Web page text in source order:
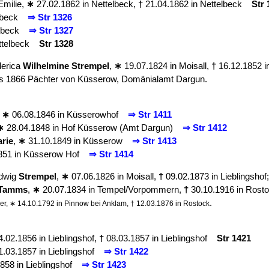
∗ 27.02.1862 in Nettelbeck, † 21.04.1862 in Nettelbeck Str
⇒ Str 1326
⇒ Str 1327
Str 1328
Wilhelmine Strempel, ∗ 19.07.1824 in Moisall, † 16.12.1852
1866 Pächter von Küsserow, Domänialamt Dargun.
∗ 06.08.1846 in Küsserowhof
⇒ Str 1411
28.04.1848 in Hof Küsserow (Amt Dargun)
⇒ Str 1412
, ∗ 31.10.1849 in Küsserow
⇒ Str 1413
in Küsserow Hof
⇒ Str 1414
Strempel, ∗ 07.06.1826 in Moisall, † 09.02.1873 in
, ∗ 20.07.1834 in Tempel/Vorpommern, † 30.10.1916 in
∗ 14.10.1792 in Pinnow bei Anklam, † 12.03.1876 in Rostock.
in Lieblingshof, † 08.03.1857 in Lieblingshof Str 1421
in Lieblingshof
⇒ Str 1422
in Lieblingshof
⇒ Str 1423